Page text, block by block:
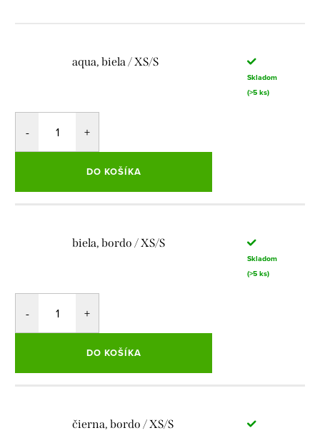
aqua, biela / XS/S
Skladom
(>5 ks)
DO KOŠÍKA
biela, bordo / XS/S
Skladom
(>5 ks)
DO KOŠÍKA
čierna, bordo / XS/S